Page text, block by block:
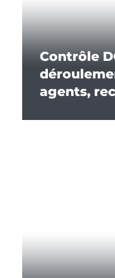
Contrôle
agents,